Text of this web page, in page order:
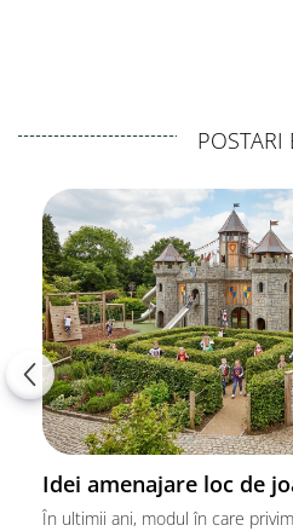
POSTARI
Idei amenajare loc de
În ultimii ani, modul în care